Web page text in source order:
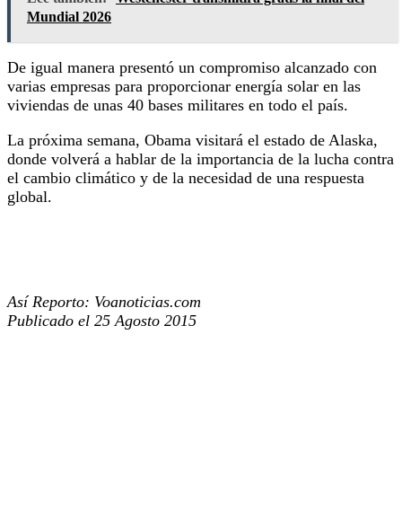
Mundial 2026
De igual manera presentó un compromiso alcanzado con
varias empresas para proporcionar energía solar en las
viviendas de unas 40 bases militares en todo el país.
La próxima semana, Obama visitará el estado de Alaska,
donde volverá a hablar de la importancia de la lucha contra
el cambio climático y de la necesidad de una respuesta
global.
Así Reporto: Voanoticias.com
Publicado el 25 Agosto 2015